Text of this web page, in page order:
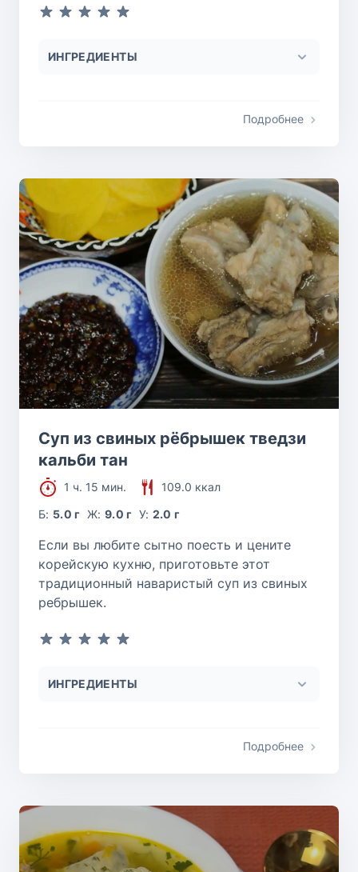
ИНГРЕДИЕНТЫ
Подробнее
Суп из свиных рёбрышек тведзи
кальби тан
1 ч. 15 мин.
109.0 ккал
Б: 5.0 г Ж: 9.0 г У: 2.0 г
Если вы любите сытно поесть и цените
корейскую кухню, приготовьте этот
традиционный наваристый суп из свиных
ребрышек.
ИНГРЕДИЕНТЫ
Подробнее